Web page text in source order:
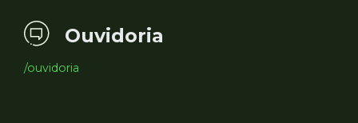
Ouvidoria
/ouvidoria